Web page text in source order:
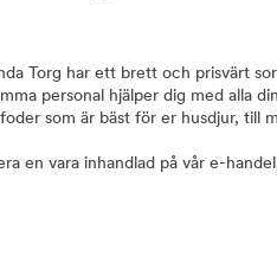
Torg har ett brett och prisvärt
personal hjälper dig med alla
som är bäst för er husdjur, till
en vara inhandlad på vår e-